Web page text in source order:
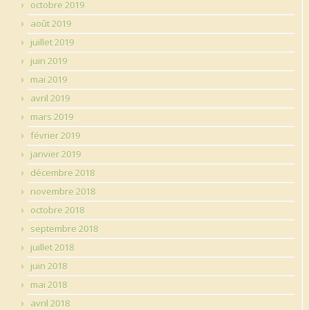
octobre 2019
août 2019
juillet 2019
juin 2019
mai 2019
avril 2019
mars 2019
février 2019
janvier 2019
décembre 2018
novembre 2018
octobre 2018
septembre 2018
juillet 2018
juin 2018
mai 2018
avril 2018